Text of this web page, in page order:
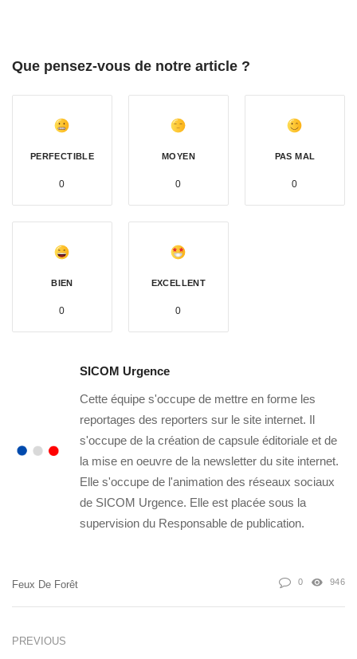
Que pensez-vous de notre article ?
PERFECTIBLE
0
MOYEN
0
PAS MAL
0
BIEN
0
EXCELLENT
0
SICOM Urgence
Cette équipe s'occupe de mettre en forme les
reportages des reporters sur le site internet. Il
s'occupe de la création de capsule éditoriale et de
la mise en oeuvre de la newsletter du site internet.
Elle s'occupe de l'animation des réseaux sociaux
de SICOM Urgence. Elle est placée sous la
supervision du Responsable de publication.
Feux De Forêt 0 946
PREVIOUS